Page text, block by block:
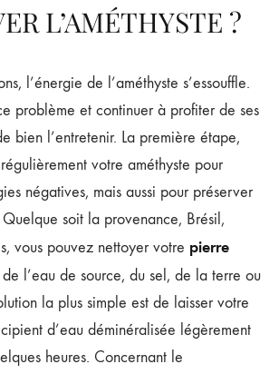
L’AMÉTHYSTE ?
l’énergie de l’améthyste s’essouffle.
problème et continuer à profiter de ses
bien l’entretenir. La première étape,
votre améthyste pour
négatives, mais aussi pour préserver
soit la provenance, Brésil,
vous pouvez nettoyer votre pierre
l’eau de source, du sel, de la terre ou
la plus simple est de laisser votre
d’eau déminéralisée légèrement
heures. Concernant le